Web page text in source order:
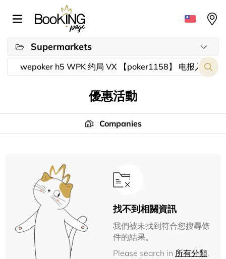
Supermarkets
優惠活動
Companies
找不到相關資訊
我們被未找到符合您搜尋條
件的結果。
Please search in 所有分類,